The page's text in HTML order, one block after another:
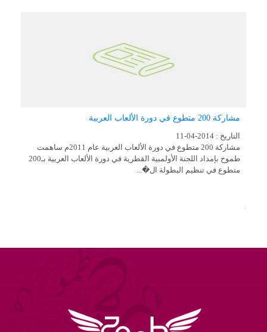
مشاركة 200 متطوع في دورة الألعاب العربية
التاريخ : 2014-04-11
مشاركة 200 متطوع في دورة الألعاب العربية عام 2011م ساهمت
طموح بإمداد اللجنة الأولمبية القطرية في دورة الألعاب العربية بـ200
متطوع في تنظيم البطولة ال�...